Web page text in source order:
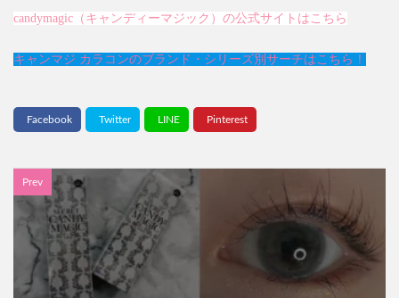
candymagic（キャンディーマジック）の公式サイトはこちら
キャンマジ カラコンのブランド・シリーズ別サーチはこちら！
Prev